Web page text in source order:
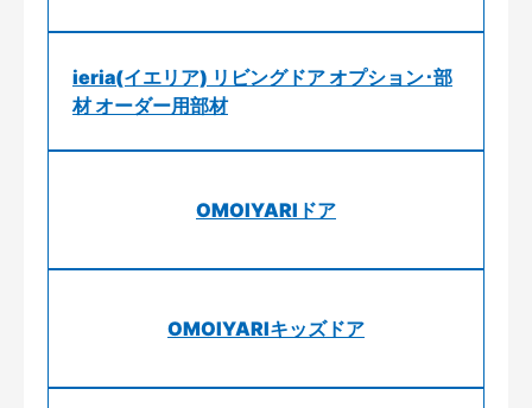
ieria(イエリア) リビングドア オプション･部
材 オーダー用部材
OMOIYARIドア
OMOIYARIキッズドア